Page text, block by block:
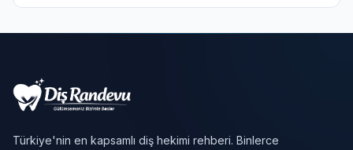
Türkiye'nin en kapsamlı diş hekimi rehberi. Binlerce